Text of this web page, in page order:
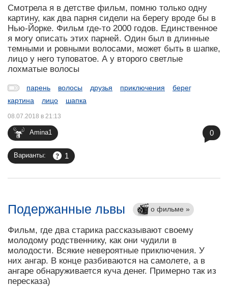
Смотрела я в детстве фильм, помню только одну
картину, как два парня сидели на берегу вроде бы в
Нью-Йорке. Фильм где-то 2000 годов. Единственное
я могу описать этих парней. Один был в длинные
темными и ровными волосами, может быть в шапке,
лицо у него туповатое. А у второго светлые
лохматые волосы
парень волосы друзья приключения
берег
картина
лицо шапка
Amina1
08.07.2018 в 21:13
Варианты: 1
0
Подержанные львы о фильме »
Фильм, где два старика рассказывают своему
молодому родственнику, как они чудили в
молодости. Всякие невероятные приключения. У
них ангар. В конце разбиваются на самолете, а в
ангаре обнаруживается куча денег. Примерно так из
пересказа)